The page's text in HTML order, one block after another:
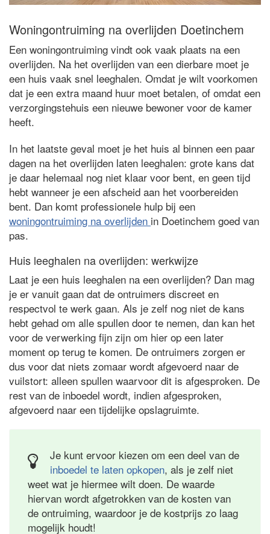
Woningontruiming na overlijden Doetinchem
Een woningontruiming vindt ook vaak plaats na een
overlijden. Na het overlijden van een dierbare moet je
een huis vaak snel leeghalen. Omdat je wilt voorkomen
dat je een extra maand huur moet betalen, of omdat een
verzorgingstehuis een nieuwe bewoner voor de kamer
heeft.
In het laatste geval moet je het huis al binnen een paar
dagen na het overlijden laten leeghalen: grote kans dat
je daar helemaal nog niet klaar voor bent, en geen tijd
hebt wanneer je een afscheid aan het voorbereiden
bent. Dan komt professionele hulp bij een
woningontruiming na overlijden in Doetinchem goed van
pas.
Huis leeghalen na overlijden: werkwijze
Laat je een huis leeghalen na een overlijden? Dan mag
je er vanuit gaan dat de ontruimers discreet en
respectvol te werk gaan. Als je zelf nog niet de kans
hebt gehad om alle spullen door te nemen, dan kan het
voor de verwerking fijn zijn om hier op een later
moment op terug te komen. De ontruimers zorgen er
dus voor dat niets zomaar wordt afgevoerd naar de
vuilstort: alleen spullen waarvoor dit is afgesproken. De
rest van de inboedel wordt, indien afgesproken,
afgevoerd naar een tijdelijke opslagruimte.
Je kunt ervoor kiezen om een deel van de
inboedel te laten opkopen, als je zelf niet
weet wat je hiermee wilt doen. De waarde
hiervan wordt afgetrokken van de kosten van
de ontruiming, waardoor je de kostprijs zo laag
mogelijk houdt!